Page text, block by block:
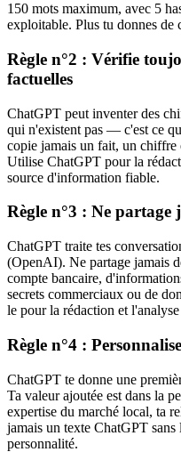
150 mots maximum, avec 5
exploitable. Plus tu donnes de
Règle n°2 : Vérifie
factuelles
ChatGPT peut inventer des
qui n'existent pas — c'est ce
copie jamais un fait, un chiffre
Utilise ChatGPT pour la
source d'information fiable.
Règle n°3 : Ne partage
ChatGPT traite tes
(OpenAI). Ne partage jamais
compte bancaire,
secrets commerciaux ou de
le pour la rédaction et
Règle n°4 :
ChatGPT te donne une
Ta valeur ajoutée est dans la
expertise du marché local, ta
jamais un texte ChatGPT sans
personnalité.